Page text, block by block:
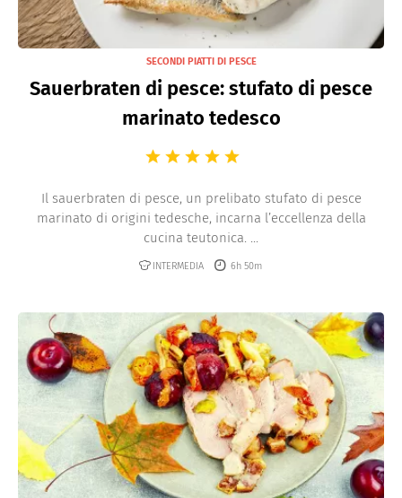
SECONDI PIATTI DI PESCE
Sauerbraten di pesce: stufato di pesce
marinato tedesco
Il sauerbraten di pesce, un prelibato stufato di pesce
marinato di origini tedesche, incarna l’eccellenza della
cucina teutonica. ...
INTERMEDIA 6h 50m